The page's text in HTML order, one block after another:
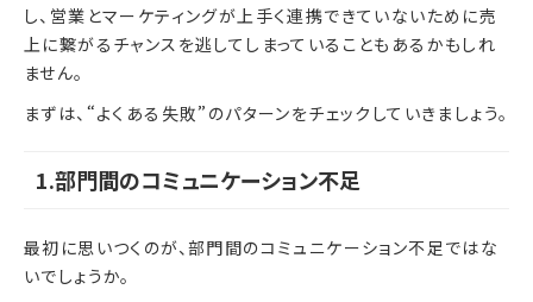
し、営業とマーケティングが上手く連携できていないために売
上に繋がるチャンスを逃してしまっていることもあるかもしれ
ません。
まずは、“よくある失敗”のパターンをチェックしていきましょう。
1.部門間のコミュニケーション不足
最初に思いつくのが、部門間のコミュニケーション不足ではな
いでしょうか。